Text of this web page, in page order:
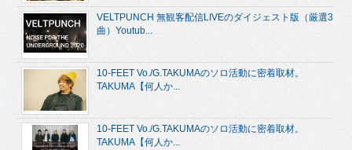
VELTPUNCH 無観客配信LIVEのダイジェスト版（厳選3
曲）Youtub...
10-FEET Vo./G.TAKUMAのソロ活動に密着取材。
TAKUMA【何人か...
10-FEET Vo./G.TAKUMAのソロ活動に密着取材。
TAKUMA【何人か...